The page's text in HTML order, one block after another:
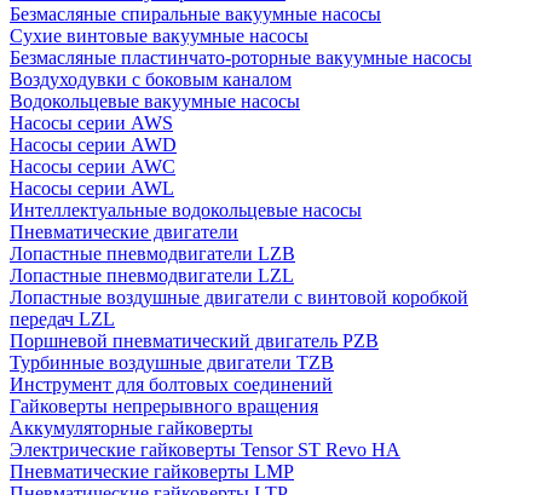
Безмасляные спиральные вакуумные насосы
Сухие винтовые вакуумные насосы
Безмасляные пластинчато-роторные вакуумные насосы
Воздуходувки с боковым каналом
Водокольцевые вакуумные насосы
Насосы серии AWS
Насосы серии AWD
Насосы серии AWC
Насосы серии AWL
Интеллектуальные водокольцевые насосы
Пневматические двигатели
Лопастные пневмодвигатели LZB
Лопастные пневмодвигатели LZL
Лопастные воздушные двигатели с винтовой коробкой
передач LZL
Поршневой пневматический двигатель PZB
Турбинные воздушные двигатели TZB
Инструмент для болтовых соединений
Гайковерты непрерывного вращения
Аккумуляторные гайковерты
Электрические гайковерты Tensor ST Revo HA
Пневматические гайковерты LMP